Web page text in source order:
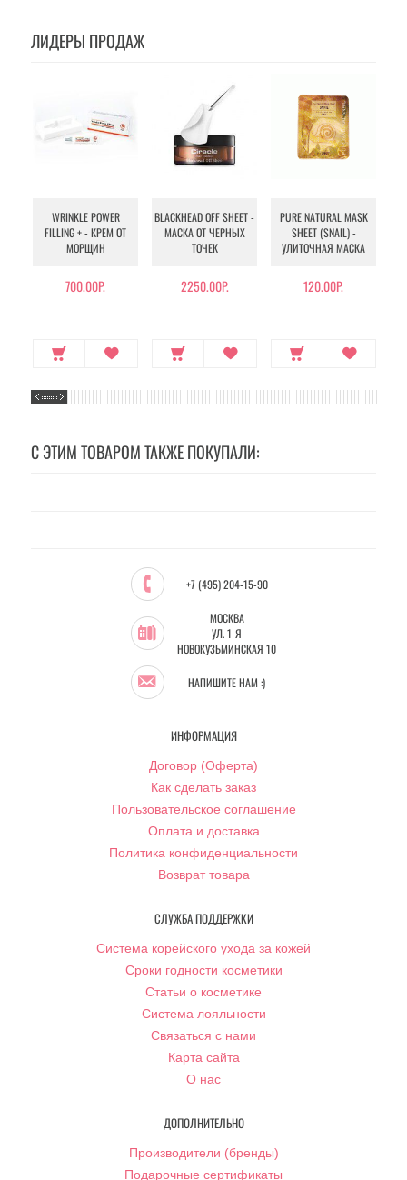
ЛИДЕРЫ ПРОДАЖ
WRINKLE POWER
FILLING + - КРЕМ ОТ
МОРЩИН
700.00Р.
BLACKHEAD OFF SHEET -
МАСКА ОТ ЧЕРНЫХ
ТОЧЕК
2250.00Р.
PURE NATURAL MASK
SHEET (SNAIL) -
УЛИТОЧНАЯ МАСКА
120.00Р.
С ЭТИМ ТОВАРОМ ТАКЖЕ ПОКУПАЛИ:
+7 (495) 204-15-90
МОСКВА
УЛ. 1-Я
НОВОКУЗЬМИНСКАЯ 10
НАПИШИТЕ НАМ :)
ИНФОРМАЦИЯ
Договор (Оферта)
Как сделать заказ
Пользовательское соглашение
Оплата и доставка
Политика конфиденциальности
Возврат товара
СЛУЖБА ПОДДЕРЖКИ
Система корейского ухода за кожей
Сроки годности косметики
Статьи о косметике
Система лояльности
Связаться с нами
Карта сайта
О нас
ДОПОЛНИТЕЛЬНО
Производители (бренды)
Подарочные сертификаты